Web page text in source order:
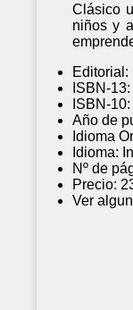
Clásico
niños y
Editorial:
ISBN-13:
ISBN-10:
Año de
Idioma
Idioma:
Nº de
Precio:
Ver